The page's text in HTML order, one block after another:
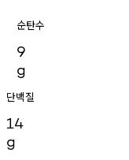
순탄수
9
g
단백질
14
g